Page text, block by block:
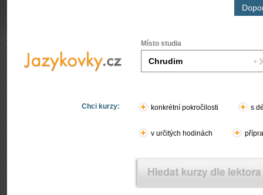
Místo studia
Chci kurzy: konkrétní pokročilosti s
v určitých hodinách